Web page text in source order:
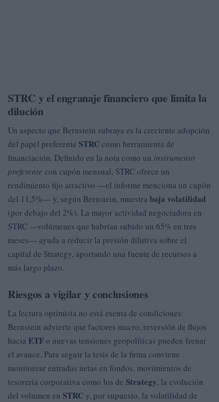
STRC y el engranaje financiero que limita la
dilución
Un aspecto que Bernstein subraya es la creciente adopción
del papel preferente STRC como herramienta de
financiación. Definido en la nota como un instrumento
preferente con cupón mensual, STRC ofrece un
rendimiento fijo atractivo —el informe menciona un cupón
del 11,5%— y, según Bernstein, muestra baja volatilidad
(por debajo del 2%). La mayor actividad negociadora en
STRC —volúmenes que habrían subido un 65% en tres
meses— ayuda a reducir la presión dilutiva sobre el
capital de Strategy, aportando una fuente de recursos a
más largo plazo.
Riesgos a vigilar y conclusiones
La lectura optimista no está exenta de condiciones:
Bernstein advierte que factores macro, reversión de flujos
hacia ETFo nuevas tensiones geopolíticas pueden frenar
el avance. Para seguir la tesis de la firma conviene
monitorear entradas netas en fondos, movimientos de
tesorería corporativa como los de Strategy, la evolución
del volumen en STRC y, por supuesto, la volatilidad de